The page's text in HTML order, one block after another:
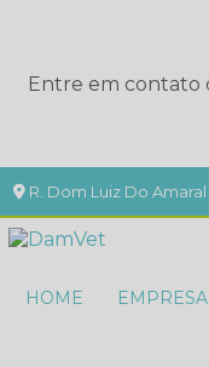
Entre em contato
R. Dom Luiz Do
HOME EMPRESA